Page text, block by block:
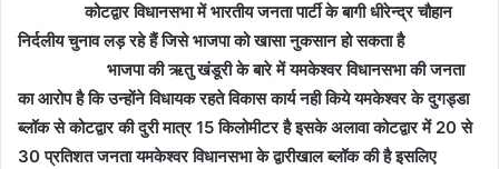
कोटद्वार विधानसभा में भारतीय जनता पार्टी के बागी धीरेन्द्र चौहान
निर्दलीय चुनाव लड़ रहे हैं जिसे भाजपा को खासा नुकसान हो सकता है
भाजपा की ऋतु खंडूरी के बारे में यमकेश्वर विधानसभा की जनता
का आरोप है कि उन्होंने विधायक रहते विकास कार्य नही किये यमकेश्वर के दुगड्डा
ब्लॉक से कोटद्वार की दुरी मात्र 15 किलोमीटर है इसके अलावा कोटद्वार में 20 से
30 प्रतिशत जनता यमकेश्वर विधानसभा के द्वारीखाल ब्लॉक की है इसलिए